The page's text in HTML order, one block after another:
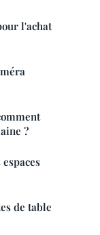
l'achat
?
de table